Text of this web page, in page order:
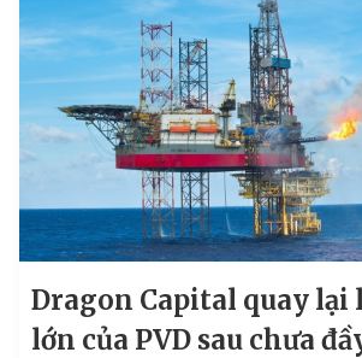
Dragon Capital quay lại
lớn của PVD sau chưa